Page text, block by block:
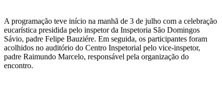
A programação teve início na manhã de 3 de julho com a celebração
eucarística presidida pelo inspetor da Inspetoria São Domingos
Sávio, padre Felipe Bauziére. Em seguida, os participantes foram
acolhidos no auditório do Centro Inspetorial pelo vice-inspetor,
padre Raimundo Marcelo, responsável pela organização do
encontro.